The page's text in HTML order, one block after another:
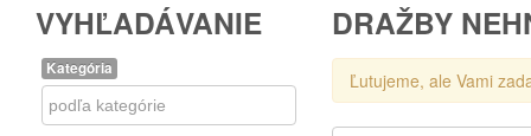
VYHĽADÁVANIE
Kategória
Kategória
DRAŽBY
Ľutujeme, ale Vami